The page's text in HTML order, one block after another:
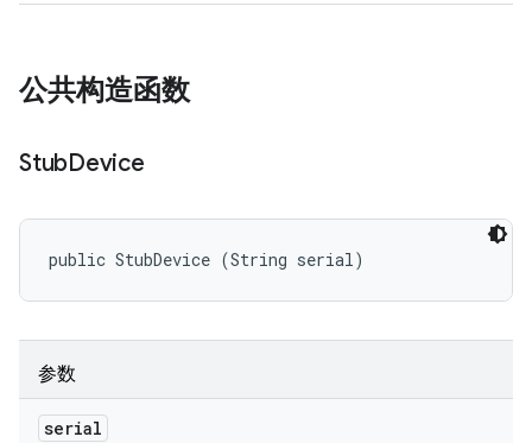
公共构造函数
StubDevice
public StubDevice (String serial)
参数
serial